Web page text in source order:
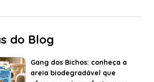
do Blog
Gang dos Bichos: conheça a
areia biodegradável que